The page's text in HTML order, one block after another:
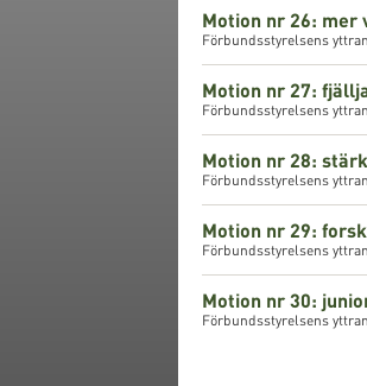
Motion nr 26: mer
Förbundsstyrelsens
Motion nr 27:
Förbundsstyrelsens
Motion nr 28:
Förbundsstyrelsens
Motion nr 29:
Förbundsstyrelsens
Motion nr 30:
Förbundsstyrelsens